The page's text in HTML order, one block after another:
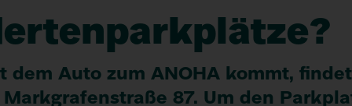
dem Auto zum ANOHA kommt,
87. Um den